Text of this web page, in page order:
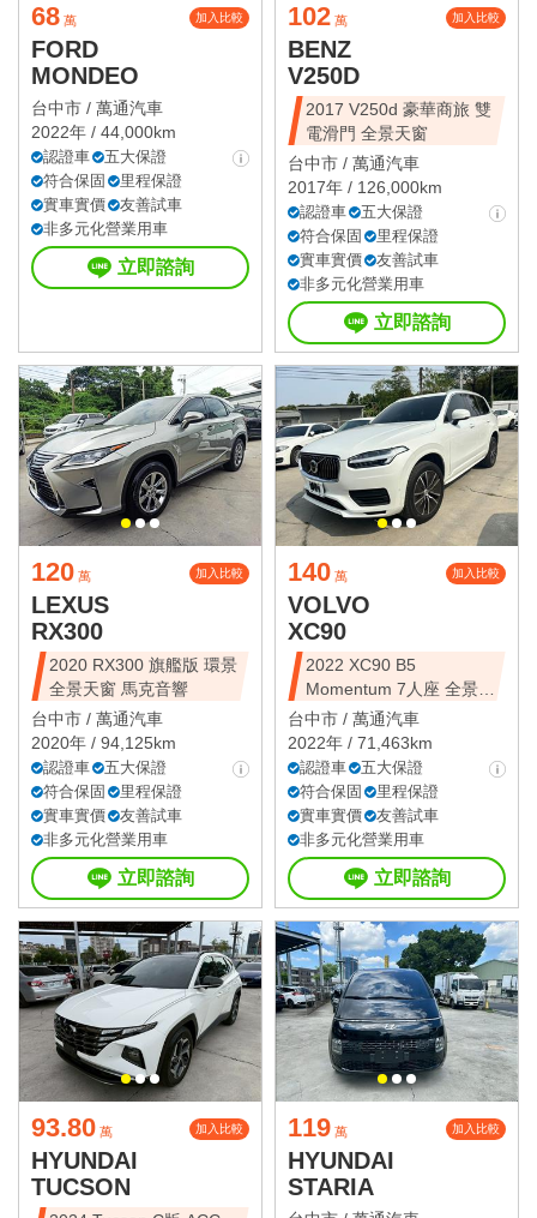
68 萬 加入比較
FORD
MONDEO
台中市 / 萬通汽車
2022年 / 44,000km
認證車
五大保證
符合保固
里程保證
實車實價
友善試車
非多元化營業用車
立即諮詢
102 萬 加入比較
BENZ
V250D
2017 V250d 豪華商旅 雙
電滑門 全景天窗
台中市 / 萬通汽車
2017年 / 126,000km
認證車
五大保證
符合保固
里程保證
實車實價
友善試車
非多元化營業用車
立即諮詢
120 萬 加入比較
LEXUS
RX300
2020 RX300 旗艦版 環景
全景天窗 馬克音響
台中市 / 萬通汽車
2020年 / 94,125km
認證車
五大保證
符合保固
里程保證
實車實價
友善試車
非多元化營業用車
立即諮詢
140 萬 加入比較
VOLVO
XC90
2022 XC90 B5
Momentum 7人座 全景天
窗
台中市 / 萬通汽車
2022年 / 71,463km
認證車
五大保證
符合保固
里程保證
實車實價
友善試車
非多元化營業用車
立即諮詢
93.80 萬 加入比較
HYUNDAI
TUCSON
119 萬 加入比較
HYUNDAI
STARIA